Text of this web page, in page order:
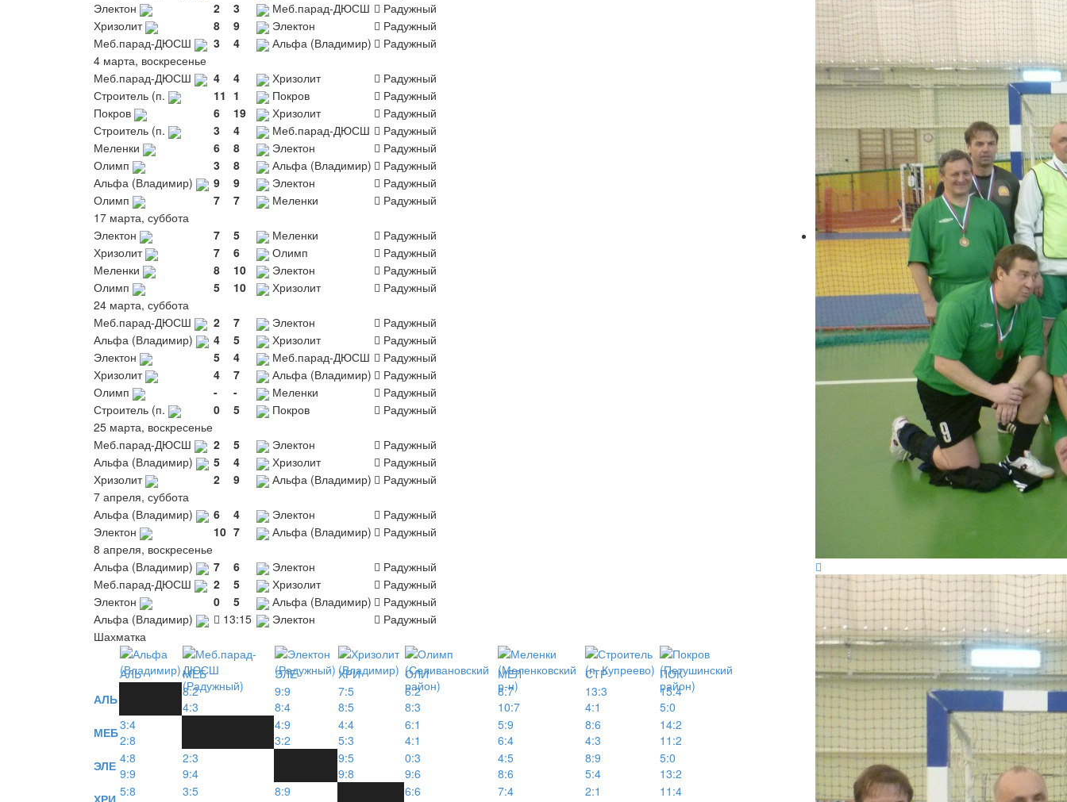
Электон
2 3 Меб.парад-ДЮСШ
Радужный
Хризолит
8 9 Электон
Радужный
Меб.парад-ДЮСШ
3 4 Альфа (Владимир)
Радужный
4 марта, воскресенье
Меб.парад-ДЮСШ
4 4 Хризолит
Радужный
Строитель (п.
11 1 Покров
Радужный
Покров
6 19 Хризолит
Радужный
Строитель (п.
3 4 Меб.парад-ДЮСШ
Радужный
Меленки
6 8 Электон
Радужный
Олимп
3 8 Альфа (Владимир)
Радужный
Альфа (Владимир)
9 9 Электон
Радужный
Олимп
7 7 Меленки
Радужный
17 марта, суббота
Электон
7 5 Меленки
Радужный
Хризолит
7 6 Олимп
Радужный
Меленки
8 10 Электон
Радужный
Олимп
5 10 Хризолит
Радужный
24 марта, суббота
Меб.парад-ДЮСШ
2 7 Электон
Радужный
Альфа (Владимир)
4 5 Хризолит
Радужный
Электон
5 4 Меб.парад-ДЮСШ
Радужный
Хризолит
4 7 Альфа (Владимир)
Радужный
Олимп
- - Меленки
Радужный
Строитель (п.
0 5 Покров
Радужный
25 марта, воскресенье
Меб.парад-ДЮСШ
2 5 Электон
Радужный
Альфа (Владимир)
5 4 Хризолит
Радужный
Хризолит
2 9 Альфа (Владимир)
Радужный
7 апреля, суббота
Альфа (Владимир)
6 4 Электон
Радужный
Электон
10 7 Альфа (Владимир)
Радужный
8 апреля, воскресенье
Альфа (Владимир)
7 6 Электон
Радужный
Меб.парад-ДЮСШ
2 5 Хризолит
Радужный
Электон
0 5 Альфа (Владимир)
Радужный
Альфа (Владимир)
13:15 Электон
Радужный
Шахматка
АЛЬ МЕБ ЭЛЕ ХРИ ОЛИ МЕЛ СТР
ПОК
АЛЬ
8:2
4:3
9:9
8:4
7:5
8:5
6:2
8:3
8:7
10:7
13:3
4:1
15:4
5:0
МЕБ3:4
2:8
4:9
3:2
4:4
5:3
6:1
4:1
5:9
6:4
8:6
4:3
14:2
11:2
ЭЛЕ 4:8
9:9
2:3
9:4
9:5
9:8
0:3
9:6
4:5
8:6
8:9
5:4
5:0
13:2
5:8
3:5
8:9
6:6
7:4
2:1
11:4